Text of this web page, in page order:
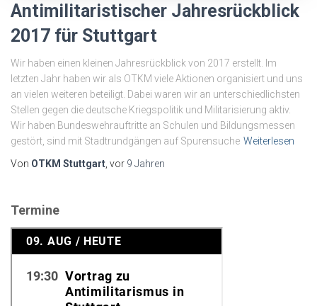
Antimilitaristischer Jahresrückblick
2017 für Stuttgart
Wir haben einen kleinen Jahresrückblick von 2017 erstellt. Im
letzten Jahr haben wir als OTKM viele Aktionen organisiert und uns
an vielen weiteren beteiligt. Dabei waren wir an unterschiedlichsten
Stellen gegen die deutsche Kriegspolitik und Militarisierung aktiv.
Wir haben Bundeswehrauftritte an Schulen und Bildungsmessen
gestört, sind mit Stadtrundgängen auf Spurensuche Weiterlesen
Von OTKM Stuttgart , vor 9 Jahren
Termine